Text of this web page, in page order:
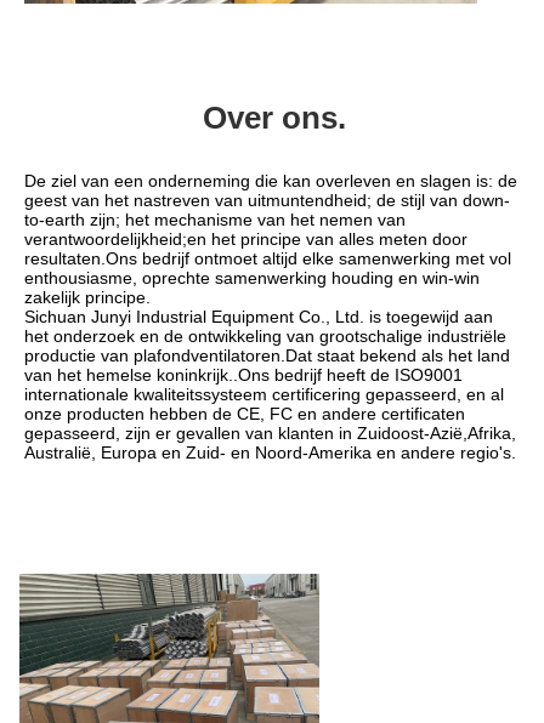
Over ons.
De ziel van een onderneming die kan overleven en slagen is: de
geest van het nastreven van uitmuntendheid; de stijl van down-
to-earth zijn; het mechanisme van het nemen van
verantwoordelijkheid;en het principe van alles meten door
resultaten.Ons bedrijf ontmoet altijd elke samenwerking met vol
enthousiasme, oprechte samenwerking houding en win-win
zakelijk principe.
Sichuan Junyi Industrial Equipment Co., Ltd. is toegewijd aan
het onderzoek en de ontwikkeling van grootschalige industriële
productie van plafondventilatoren.Dat staat bekend als het land
van het hemelse koninkrijk..Ons bedrijf heeft de ISO9001
internationale kwaliteitssysteem certificering gepasseerd, en al
onze producten hebben de CE, FC en andere certificaten
gepasseerd, zijn er gevallen van klanten in Zuidoost-Azië,Afrika,
Australië, Europa en Zuid- en Noord-Amerika en andere regio's.